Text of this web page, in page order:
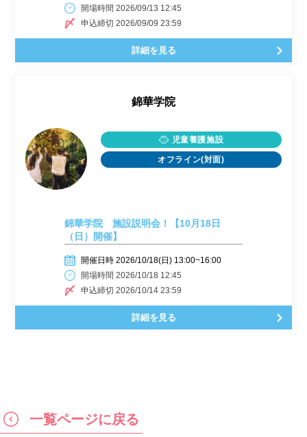
開場時間 2026/09/13 12:45
申込締切 2026/09/09 23:59
詳細を見る
錦華学院
児童養護施設
オフライン(対面)
錦華学院 施設説明会！【10月18日
（日）開催】
開催日時 2026/10/18(日) 13:00~16:00
開場時間 2026/10/18 12:45
申込締切 2026/10/14 23:59
詳細を見る
一覧ページに戻る